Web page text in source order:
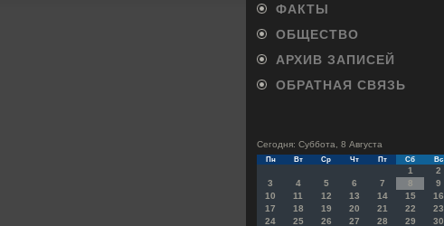
ФАКТЫ
ОБЩЕСТВО
АРХИВ ЗАПИСЕЙ
ОБРАТНАЯ СВЯЗЬ
Сегодня: Суббота, 8 Августа
Пн Вт Ср Чт Пт Сб Вс
1
2
3
4 5 6 7 8
9
10
11 12 13 14 15
16
17
18 19 20 21 22
23
24
25 26 27 28 29
30